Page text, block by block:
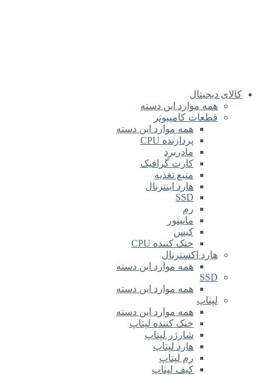
کالای دیجیتال
همه موارد این دسته
قطعات کامپیوتر
همه موارد این دسته
پردازنده CPU
مادربرد
کارت گرافیک
منبع تغذیه
هارد اینترنال
SSD
رم
مانیتور
کیس
خنک کننده CPU
هارد اکسترنال
همه موارد این دسته
SSD
همه موارد این دسته
لپتاپ
همه موارد این دسته
خنک کننده لپتاپ
شارژر لپتاپ
هارد لپتاپ
رم لپتاپ
کیف لپتاپ